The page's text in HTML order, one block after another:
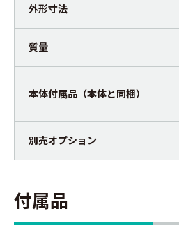
外形寸法
質量
本体付属品（本体と同梱）
別売オプション
付属品